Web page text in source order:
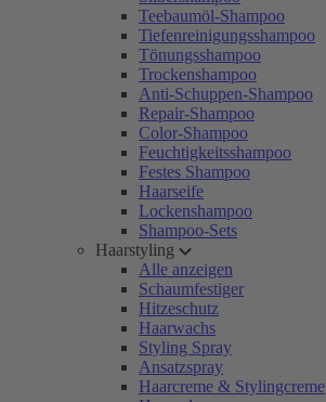
Teebaumöl-Shampoo
Tiefenreinigungsshampoo
Tönungsshampoo
Trockenshampoo
Anti-Schuppen-Shampoo
Repair-Shampoo
Color-Shampoo
Feuchtigkeitsshampoo
Festes Shampoo
Haarseife
Lockenshampoo
Shampoo-Sets
Haarstyling
Alle anzeigen
Schaumfestiger
Hitzeschutz
Haarwachs
Styling Spray
Ansatzspray
Haarcreme & Stylingcreme